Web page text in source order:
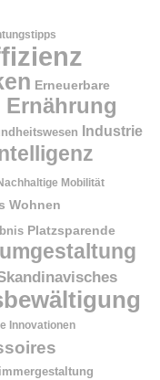
Erneuerbare
Ernährung
Industrie
Mobilität
Wohnen
Platzsparende
Innovationen